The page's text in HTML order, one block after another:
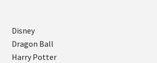
Disney
Dragon Ball
Harry Potter